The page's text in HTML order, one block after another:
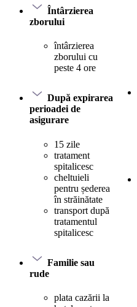
Întârzierea
zborului
întârzierea
zborului cu
peste 4 ore
După expirarea
perioadei de
asigurare
15 zile
tratament
spitalicesc
cheltuieli
pentru șederea
în străinătate
transport după
tratamentul
spitalicesc
Familie sau
rude
plata cazării la